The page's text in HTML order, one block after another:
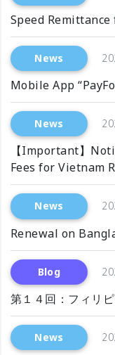
Speed
News
Mobile App
News
【Important】
Fees for Vietnam
News
Renewal on
Blog
第１４回：フィリ
News